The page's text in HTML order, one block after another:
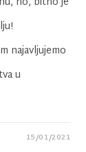
najavljujemo
u
15/01/2021